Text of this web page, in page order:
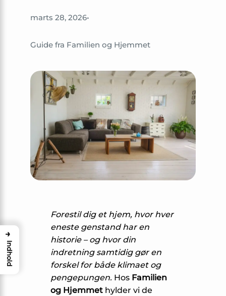
marts 28, 2026•
Guide fra Familien og Hjemmet
Forestil dig et hjem, hvor hver
eneste genstand har en
historie – og hvor din
indretning samtidig gør en
forskel for både klimaet og
pengepungen. Hos Familien
og Hjemmet hylder vi de
→
Indhold